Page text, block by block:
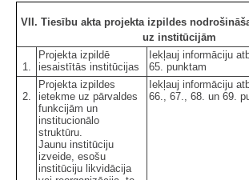
VII. Tiesību akta projekta izpildes
uz institūcijām
1.
Projekta izpildē
iesaistītās institūcijas
Iekļauj informāciju
65. punktam
2.
Projekta izpildes
ietekme uz pārvaldes
funkcijām un
institucionālo
struktūru.
Jaunu institūciju
izveide, esošu
institūciju likvidācija
Iekļauj informāciju
66., 67., 68. un 69.